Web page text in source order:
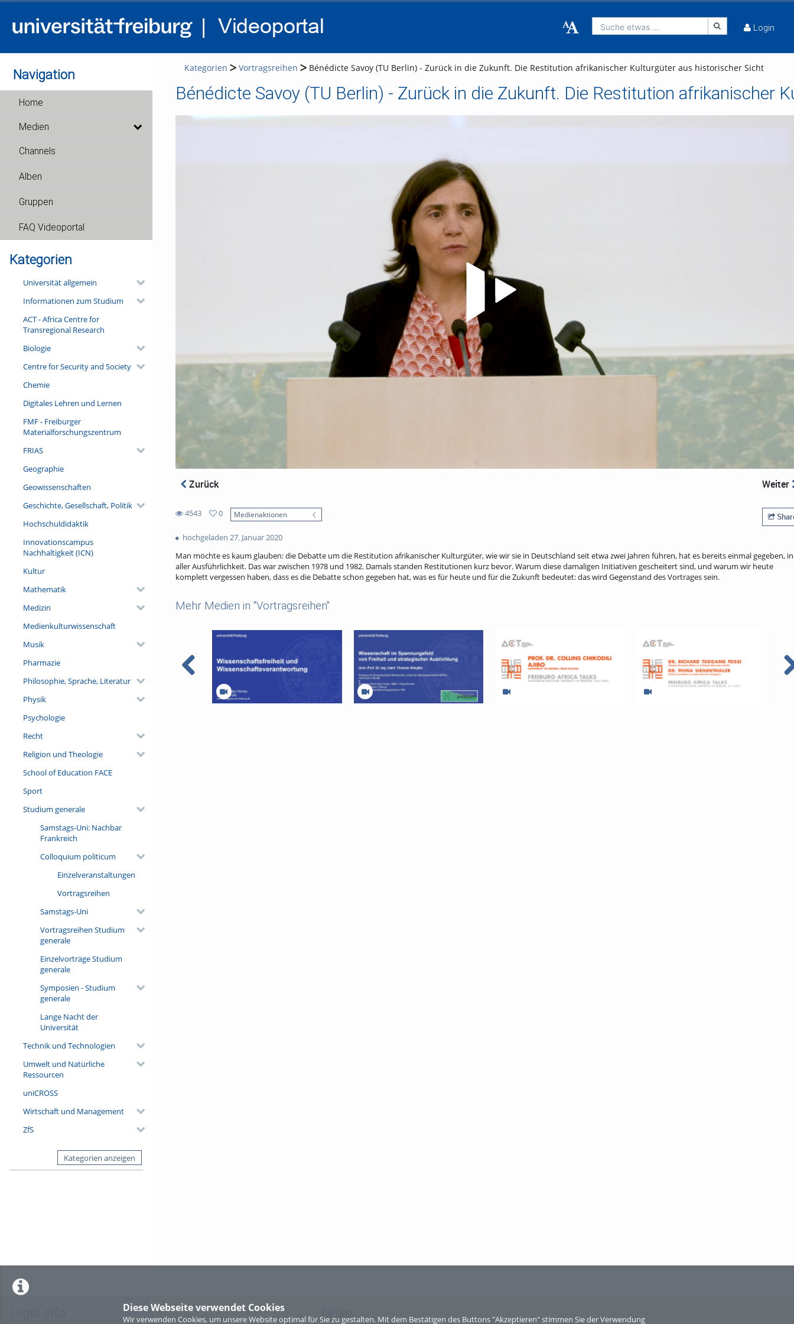
Diese Webseite verwendet Cookies
Wir verwenden Cookies, um unsere Website optimal für Sie zu gestalten. Mit dem Bestätigen des Buttons "Akzeptieren" stimmen Sie der Verwendung
Suche etwas ... Login
Navigation
Home
Medien
Channels
Alben
Gruppen
FAQ Videoportal
Kategorien
Universität allgemein
Informationen zum Studium
ACT - Africa Centre for
Transregional Research
Biologie
Centre for Security and Society
Chemie
Digitales Lehren und Lernen
FMF - Freiburger
Materialforschungszentrum
FRIAS
Geographie
Geowissenschaften
Geschichte, Gesellschaft, Politik
Hochschuldidaktik
Innovationscampus
Nachhaltigkeit (ICN)
Kultur
Mathematik
Medizin
Medienkulturwissenschaft
Musik
Pharmazie
Philosophie, Sprache, Literatur
Physik
Psychologie
Recht
Religion und Theologie
School of Education FACE
Sport
Studium generale
Samstags-Uni: Nachbar
Frankreich
Colloquium politicum
Einzelveranstaltungen
Vortragsreihen
Samstags-Uni
Vortragsreihen Studium
generale
Einzelvorträge Studium
generale
Symposien - Studium
generale
Lange Nacht der
Universität
Technik und Technologien
Umwelt und Natürliche
Ressourcen
uniCROSS
Wirtschaft und Management
ZfS
Kategorien anzeigen
Kategorien Vortragsreihen Bénédicte Savoy (TU Berlin) - Zurück in die Zukunft. Die Restitution afrikanischer Kulturgüter aus historischer Sicht
Bénédicte Savoy (TU Berlin) - Zurück in die Zukunft. Die Restitution afrikanischer
Zurück Weiter
4543
views
0
favorites
Medienaktionen
hochgeladen 27. Januar 2020
Man möchte es kaum glauben: die Debatte um die Restitution afrikanischer Kulturgüter, wie wir sie in Deutschland seit etwa zwei Jahren führen, hat es bereits einmal gegeben, in
aller Ausführlichkeit. Das war zwischen 1978 und 1982. Damals standen Restitutionen kurz bevor. Warum diese damaligen Initiativen gescheitert sind, und warum wir heute
komplett vergessen haben, dass es die Debatte schon gegeben hat, was es für heute und für die Zukunft bedeutet: das wird Gegenstand des Vortrages sein.
Mehr Medien in "Vortragsreihen"
Links